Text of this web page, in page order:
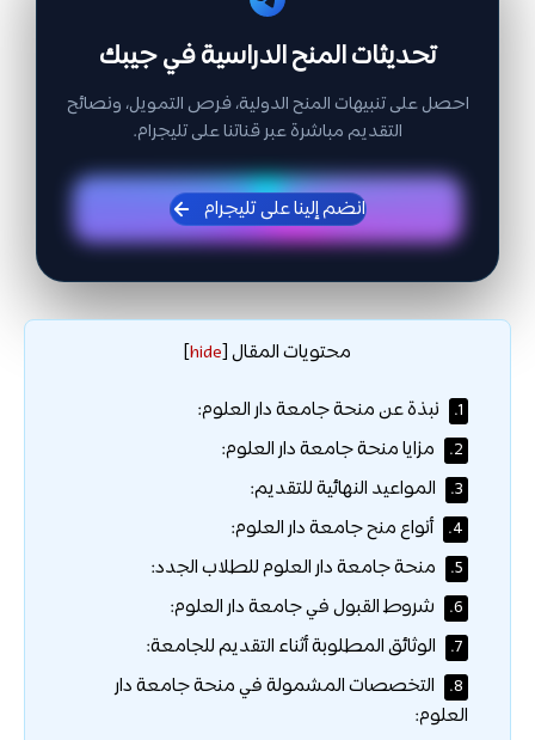
تحديثات المنح الدراسية في جيبك
احصل على تنبيهات المنح الدولية، فرص التمويل، ونصائح
التقديم مباشرة عبر قناتنا على تليجرام.
انضم إلينا على تليجرام
محتويات المقال [
hide
]
1. نبذة عن منحة جامعة دار العلوم:
2. مزايا منحة جامعة دار العلوم:
3. المواعيد النهائية للتقديم:
4. أنواع منح جامعة دار العلوم:
5. منحة جامعة دار العلوم للطلاب الجدد:
6. شروط القبول في جامعة دار العلوم:
7. الوثائق المطلوبة أثناء التقديم للجامعة:
8.
التخصصات المشمولة في منحة جامعة دار
العلوم: